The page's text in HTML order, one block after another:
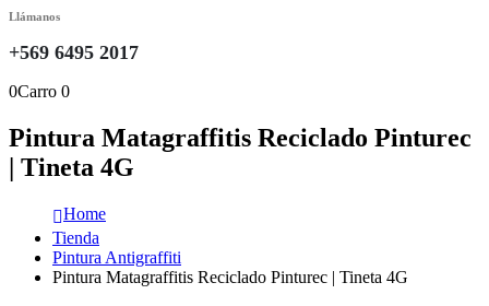
Llámanos
+569 6495 2017
0Carro 0
Pintura Matagraffitis Reciclado Pinturec
| Tineta 4G
Home
Tienda
Pintura Antigraffiti
Pintura Matagraffitis Reciclado Pinturec | Tineta 4G